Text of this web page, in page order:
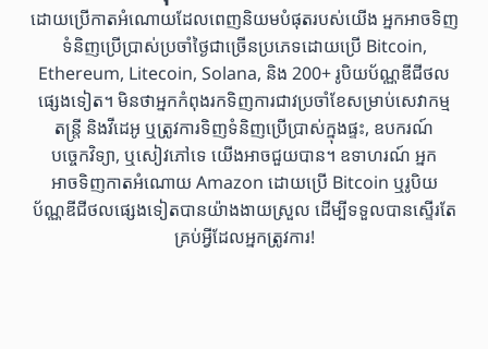
ដោយប្រើកាតអំណោយដែលពេញនិយមបំផុតរបស់យើង អ្នកអាចទិញ
ទំនិញប្រើប្រាស់ប្រចាំថ្ងៃជាច្រើនប្រភេទដោយប្រើ Bitcoin,
Ethereum, Litecoin, Solana, និង 200+ រូបិយប័ណ្ណឌីជីថល
ផ្សេងទៀត។ មិនថាអ្នកកំពុងរកទិញការជាវប្រចាំខែសម្រាប់សេវាកម្ម
តន្ត្រី និងវីដេអូ ឬត្រូវការទិញទំនិញប្រើប្រាស់ក្នុងផ្ទះ, ឧបករណ៍
បច្ចេកវិទ្យា, ឬសៀវភៅទេ យើងអាចជួយបាន។ ឧទាហរណ៍ អ្នក
អាចទិញកាតអំណោយ Amazon ដោយប្រើ Bitcoin ឬរូបិយ
ប័ណ្ណឌីជីថលផ្សេងទៀតបានយ៉ាងងាយស្រួល ដើម្បីទទួលបានស្ទើរតែ
គ្រប់អ្វីដែលអ្នកត្រូវការ!